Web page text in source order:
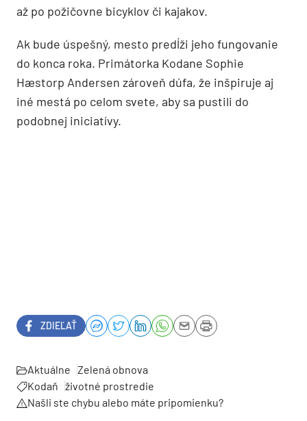
až po požičovne bicyklov či kajakov.
Ak bude úspešný, mesto predĺži jeho fungovanie
do konca roka. Primátorka Kodane Sophie
Hæstorp Andersen zároveň dúfa, že inšpiruje aj
iné mestá po celom svete, aby sa pustili do
podobnej iniciatívy.
ZDIEĽAŤ
Aktuálne Zelená obnova
Kodaň životné prostredie
Našli ste chybu alebo máte pripomienku?